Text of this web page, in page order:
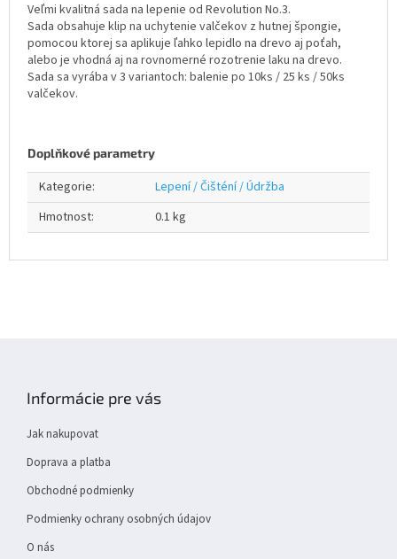
Veľmi kvalitná sada na lepenie od Revolution No.3.
Sada obsahuje klip na uchytenie valčekov z hutnej špongie,
pomocou ktorej sa aplikuje ľahko lepidlo na drevo aj poťah,
alebo je vhodná aj na rovnomerné rozotrenie laku na drevo.
Sada sa vyrába v 3 variantoch: balenie po 10ks / 25 ks / 50ks
valčekov.
Doplňkové parametry
Kategorie:
Lepení / Čišténí / Údržba
Hmotnost: 0.1 kg
Informácie pre vás
Jak nakupovat
Doprava a platba
Obchodné podmienky
Podmienky ochrany osobných údajov
O nás